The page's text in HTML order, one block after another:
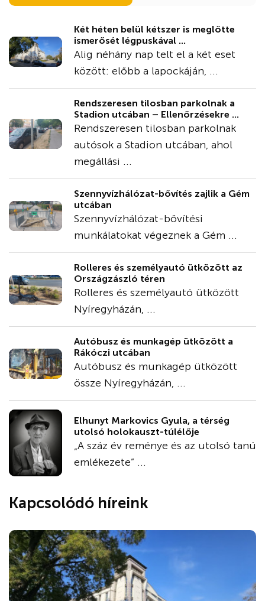
Két héten belül kétszer is meglőtte
ismerősét légpuskával ...
Alig néhány nap telt el a két eset
között: előbb a lapockáján, ...
Rendszeresen tilosban parkolnak a
Stadion utcában – Ellenőrzésekre ...
Rendszeresen tilosban parkolnak
autósok a Stadion utcában, ahol
megállási ...
Szennyvízhálózat-bővítés zajlik a Gém
utcában
Szennyvízhálózat-bővítési
munkálatokat végeznek a Gém ...
Rolleres és személyautó ütközött az
Országzászló téren
Rolleres és személyautó ütközött
Nyíregyházán, ...
Autóbusz és munkagép ütközött a
Rákóczi utcában
Autóbusz és munkagép ütközött
össze Nyíregyházán, ...
Elhunyt Markovics Gyula, a térség
utolsó holokauszt-túlélője
„A száz év reménye és az utolsó tanú
emlékezete” ...
Kapcsolódó híreink